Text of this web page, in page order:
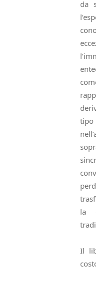
da
tipo
la
Il